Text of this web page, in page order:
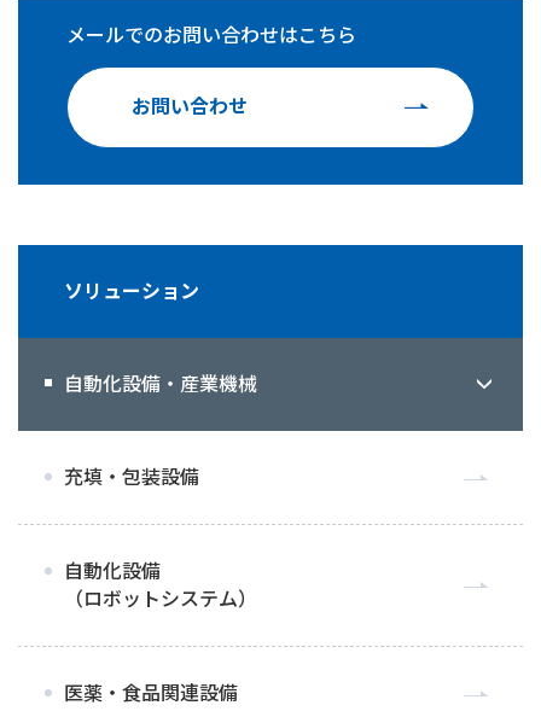
メールでのお問い合わせはこちら
お問い合わせ
ソリューション
自動化設備・産業機械
充填・包装設備
自動化設備
（ロボットシステム）
医薬・食品関連設備